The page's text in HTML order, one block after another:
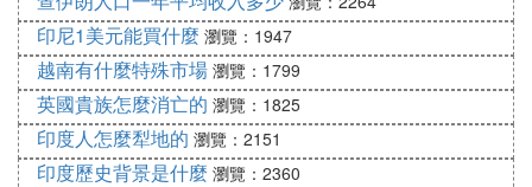
5. 水煙：抽水煙是伊朗人喜愛的娛樂活動之一。無論
男女老少，伊朗人都會聚在一起抽水煙、喝紅茶、吃
椰棗，共度歡樂時光。水煙的價格在水煙袋頂部裝滿
煙絲後，用燃燒的木炭加熱，煙經過水過濾後即可享
用。
印尼1美元能買什麼 瀏覽：1947
越南有什麼特殊市場 瀏覽：1799
英國貴族怎麼消亡的 瀏覽：1825
印度人怎麼犁地的 瀏覽：2151
印度歷史背景是什麼 瀏覽：2360